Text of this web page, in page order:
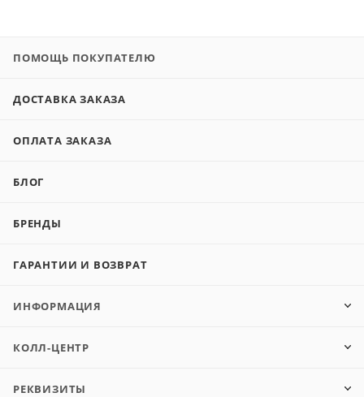
ПОМОЩЬ ПОКУПАТЕЛЮ
ДОСТАВКА ЗАКАЗА
ОПЛАТА ЗАКАЗА
БЛОГ
БРЕНДЫ
ГАРАНТИИ И ВОЗВРАТ
ИНФОРМАЦИЯ
КОЛЛ-ЦЕНТР
РЕКВИЗИТЫ